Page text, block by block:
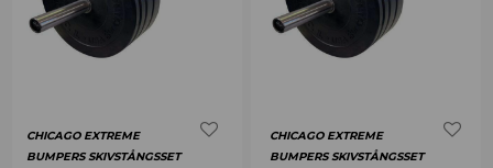
CHICAGO EXTREME
BUMPERS SKIVSTÅNGSSET
CHICAGO EXTREME
BUMPERS SKIVSTÅNGSSET